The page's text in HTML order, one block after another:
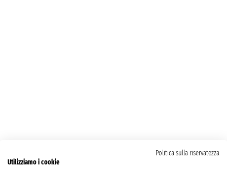
Politica sulla riservatezza
Utilizziamo i cookie